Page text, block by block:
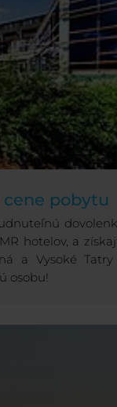
cene pobytu
hotelov, a
a Vysoké
osobu!